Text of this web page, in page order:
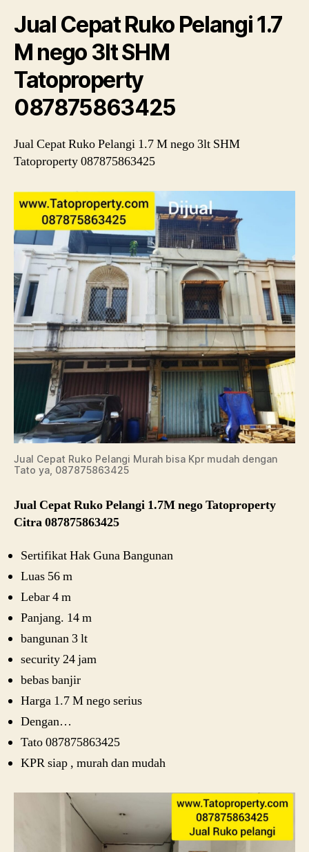
Jual Cepat Ruko Pelangi 1.7
M nego 3lt SHM
Tatoproperty
087875863425
Jual Cepat Ruko Pelangi 1.7 M nego 3lt SHM
Tatoproperty 087875863425
Jual Cepat Ruko Pelangi Murah bisa Kpr mudah dengan
Tato ya, 087875863425
Jual Cepat Ruko Pelangi 1.7M nego Tatoproperty
Citra 087875863425
Sertifikat Hak Guna Bangunan
Luas 56 m
Lebar 4 m
Panjang. 14 m
bangunan 3 lt
security 24 jam
bebas banjir
Harga 1.7 M nego serius
Dengan…
Tato 087875863425
KPR siap , murah dan mudah